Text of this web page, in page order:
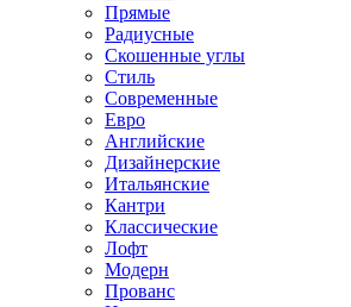
Прямые
Радиусные
Скошенные углы
Стиль
Современные
Евро
Английские
Дизайнерские
Итальянские
Кантри
Классические
Лофт
Модерн
Прованс